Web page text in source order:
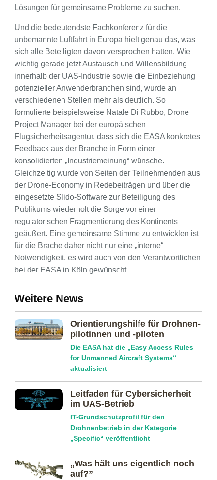
Lösungen für gemeinsame Probleme zu suchen.
Und die bedeutendste Fachkonferenz für die
unbemannte Luftfahrt in Europa hielt genau das, was
sich alle Beteiligten davon versprochen hatten. Wie
wichtig gerade jetzt Austausch und Willensbildung
innerhalb der UAS-Industrie sowie die Einbeziehung
potenzieller Anwenderbranchen sind, wurde an
verschiedenen Stellen mehr als deutlich. So
formulierte beispielsweise Natale Di Rubbo, Drone
Project Manager bei der europäischen
Flugsicherheitsagentur, dass sich die EASA konkretes
Feedback aus der Branche in Form einer
konsolidierten „Industriemeinung“ wünsche.
Gleichzeitig wurde von Seiten der Teilnehmenden aus
der Drone-Economy in Redebeiträgen und über die
eingesetzte Slido-Software zur Beteiligung des
Publikums wiederholt die Sorge vor einer
regulatorischen Fragmentierung des Kontinents
geäußert. Eine gemeinsame Stimme zu entwicklen ist
für die Brache daher nicht nur eine „interne“
Notwendigkeit, es wird auch von den Verantwortlichen
bei der EASA in Köln gewünscht.
Weitere News
Orientierungs­hilfe für Drohnen­
pilotinnen und -piloten
Die EASA hat die „Easy Access Rules
for Unmanned Aircraft Systems“
aktualisiert
Leitfaden für Cybersicherheit
im UAS-Betrieb
IT-Grundschutzprofil für den
Drohnenbetrieb in der Kategorie
„Specific“ veröffentlicht
„Was hält uns eigentlich noch
auf?”